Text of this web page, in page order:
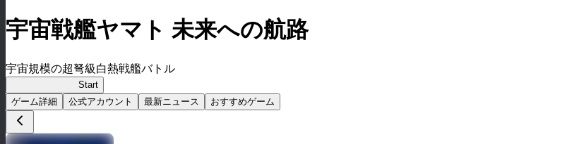
宇宙戦艦ヤマト 未来への航路
宇宙規模の超弩級白熱戦艦バトル
Start
ゲーム詳細
公式アカウント 最新ニュース おすすめゲーム